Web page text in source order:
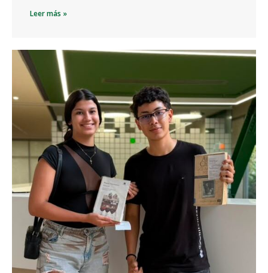
Leer más »